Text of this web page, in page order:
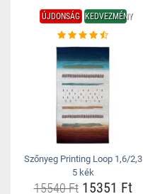
ÚJDONSÁG KEDVEZMÉNY
Szőnyeg Printing Loop 1,6/2,3
5 kék
15540 Ft15351 Ft